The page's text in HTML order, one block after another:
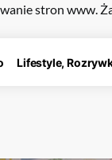
stron www.
Lifestyle,